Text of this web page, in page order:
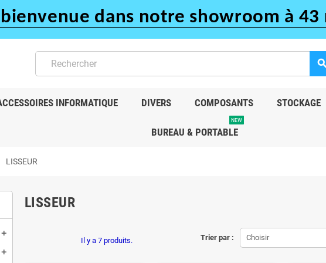
bienvenue dans notre showroom à
INFORMATIQUE DIVERS COMPOSANTS STOCKAGE
BUREAU & PORTABLE
NEW
LISSEUR
add
add
LISSEUR
Trier par : Choisir
Il y a 7 produits.